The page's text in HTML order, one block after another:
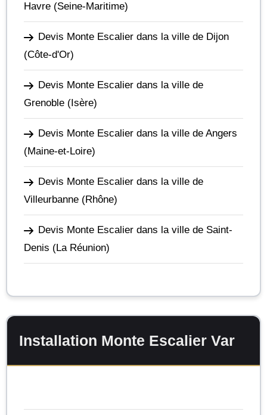
Havre (Seine-Maritime)
Devis Monte Escalier dans la ville de Dijon
(Côte-d'Or)
Devis Monte Escalier dans la ville de
Grenoble (Isère)
Devis Monte Escalier dans la ville de Angers
(Maine-et-Loire)
Devis Monte Escalier dans la ville de
Villeurbanne (Rhône)
Devis Monte Escalier dans la ville de Saint-
Denis (La Réunion)
Installation Monte Escalier Var